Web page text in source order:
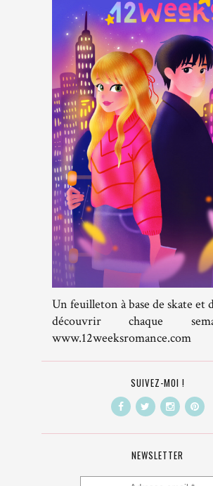
Un feuilleton à base de skate et
découvrir chaque
www.12weeksromance.com
SUIVEZ-MOI !
NEWSLETTER